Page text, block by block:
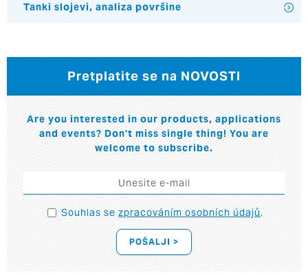
Tanki slojevi, analiza površine
Pretplatite se na NOVOSTI
Are you interested in our products, applications
and events? Don't miss single thing! You are
welcome to subscribe.
Souhlas sezpracováním osobních údajů.
POŠALJI >